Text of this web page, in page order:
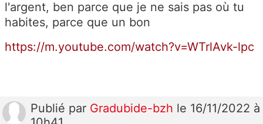
l'argent, ben parce que je ne sais pas où tu
habites, parce que un bon
https://m.youtube.com/watch?v=WTrlAvk-lpc
Publié par Gradubide-bzh le 16/11/2022 à